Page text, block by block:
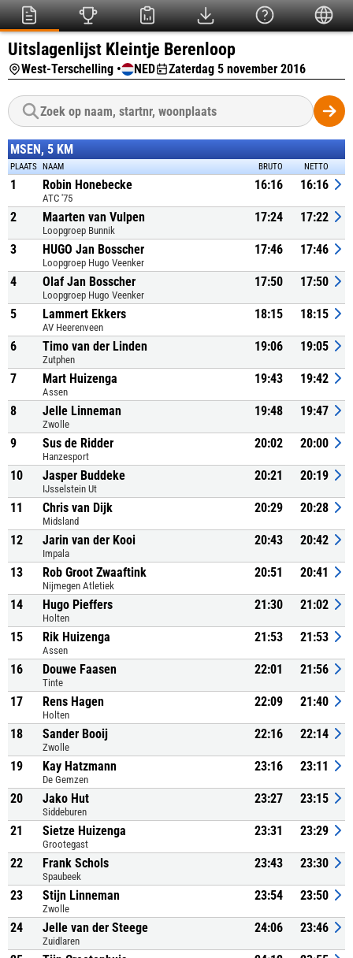
Uitslagenlijst Kleintje Berenloop
West-Terschelling • NED Zaterdag 5 november 2016
MSEN, 5 KM
PLAATS NAAM BRUTO NETTO
1 Robin Honebecke
ATC '75
16:16 16:16
2 Maarten van Vulpen
Loopgroep Bunnik
17:24 17:22
3 HUGO Jan Bosscher
Loopgroep Hugo Veenker
17:46 17:46
4 Olaf Jan Bosscher
Loopgroep Hugo Veenker
17:50 17:50
5 Lammert Ekkers
AV Heerenveen
18:15 18:15
6 Timo van der Linden
Zutphen
19:06 19:05
7 Mart Huizenga
Assen
19:43 19:42
8 Jelle Linneman
Zwolle
19:48 19:47
9 Sus de Ridder
Hanzesport
20:02 20:00
10 Jasper Buddeke
IJsselstein Ut
20:21 20:19
11 Chris van Dijk
Midsland
20:29 20:28
12 Jarin van der Kooi
Impala
20:43 20:42
13 Rob Groot Zwaaftink
Nijmegen Atletiek
20:51 20:41
14 Hugo Pieffers
Holten
21:30 21:02
15 Rik Huizenga
Assen
21:53 21:53
16 Douwe Faasen
Tinte
22:01 21:56
17 Rens Hagen
Holten
22:09 21:40
18 Sander Booij
Zwolle
22:16 22:14
19 Kay Hatzmann
De Gemzen
23:16 23:11
20 Jako Hut
Siddeburen
23:27 23:15
21 Sietze Huizenga
Grootegast
23:31 23:29
22 Frank Schols
Spaubeek
23:43 23:30
23 Stijn Linneman
Zwolle
23:54 23:50
24 Jelle van der Steege
Zuidlaren
24:06 23:46